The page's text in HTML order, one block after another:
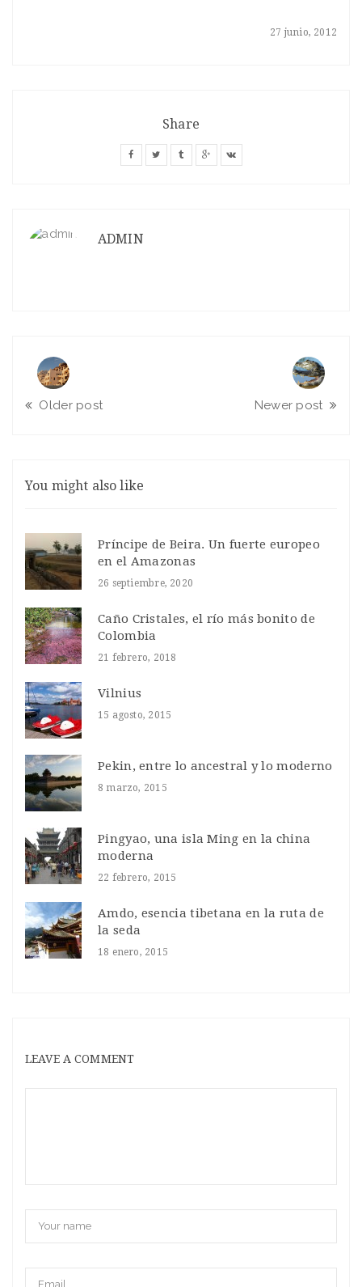
27 junio, 2012
Share
ADMIN
Older post Newer post
You might also like
Príncipe de Beira. Un fuerte europeo
en el Amazonas
26 septiembre, 2020
Caño Cristales, el río más bonito de
Colombia
21 febrero, 2018
Vilnius
15 agosto, 2015
Pekin, entre lo ancestral y lo moderno
8 marzo, 2015
Pingyao, una isla Ming en la china
moderna
22 febrero, 2015
Amdo, esencia tibetana en la ruta de
la seda
18 enero, 2015
LEAVE A COMMENT